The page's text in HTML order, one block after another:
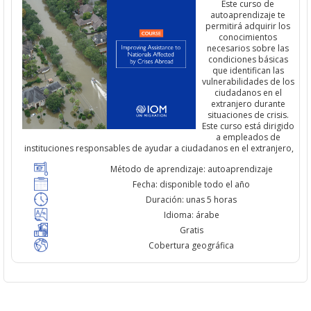
Este curso de
autoaprendizaje te
permitirá adquirir los
conocimientos
necesarios sobre las
condiciones básicas
que identifican las
vulnerabilidades de los
ciudadanos en el
extranjero durante
situaciones de crisis.
Este curso está dirigido
a empleados de
instituciones responsables de ayudar a ciudadanos en el extranjero,
Método de aprendizaje: autoaprendizaje
Fecha: disponible todo el año
Duración: unas 5 horas
Idioma: árabe
Gratis
Cobertura geográfica